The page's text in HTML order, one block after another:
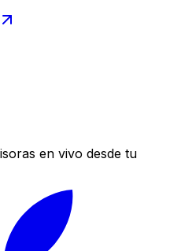
en vivo desde tu